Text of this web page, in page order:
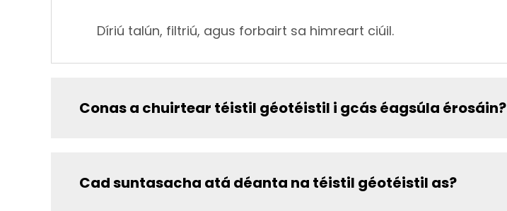
Díriú talún, filtriú, agus forbairt sa himreart ciúil.
Conas a chuirtear téistil géotéistil i gcás éagsúla érosáin?
Cad suntasacha atá déanta na téistil géotéistil as?